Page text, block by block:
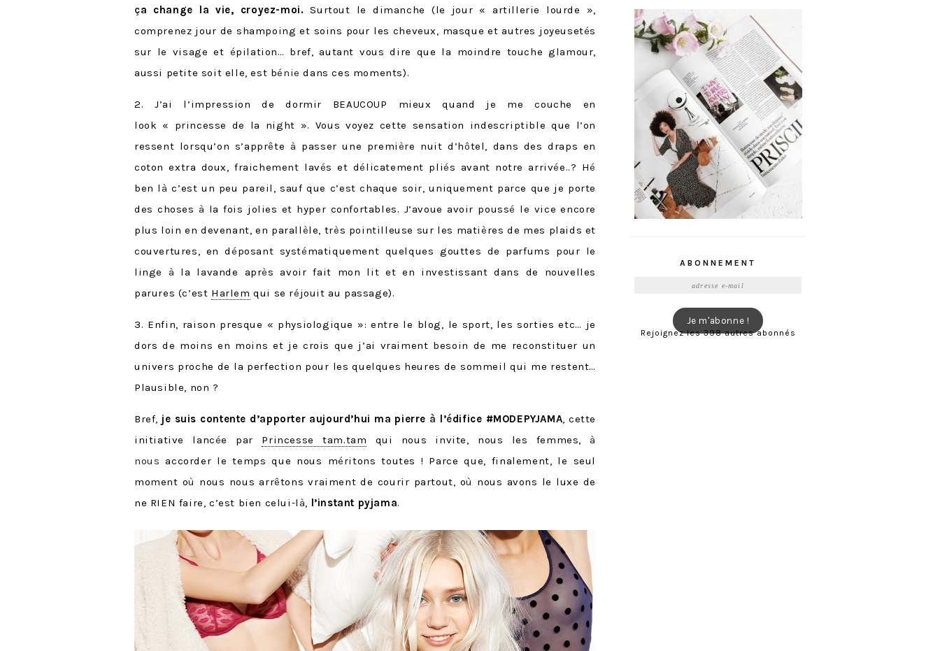
ça change la vie, croyez-moi. Surtout le dimanche (le jour « artillerie lourde »,
comprenez jour de shampoing et soins pour les cheveux, masque et autres joyeusetés
sur le visage et épilation… bref, autant vous dire que la moindre touche glamour,
aussi petite soit elle, est bénie dans ces moments).
2. J’ai l’impression de dormir BEAUCOUP mieux quand je me couche en
look « princesse de la night ». Vous voyez cette sensation indescriptible que l’on
ressent lorsqu’on s’apprête à passer une première nuit d’hôtel, dans des draps en
coton extra doux, fraichement lavés et délicatement pliés avant notre arrivée..? Hé
ben là c’est un peu pareil, sauf que c’est chaque soir, uniquement parce que je porte
des choses à la fois jolies et hyper confortables. J’avoue avoir poussé le vice encore
plus loin en devenant, en parallèle, très pointilleuse sur les matières de mes plaids et
couvertures, en déposant systématiquement quelques gouttes de parfums pour le
linge à la lavande après avoir fait mon lit et en investissant dans de nouvelles
parures (c’est Harlem qui se réjouit au passage).
3. Enfin, raison presque « physiologique »: entre le blog, le sport, les sorties etc… je
dors de moins en moins et je crois que j’ai vraiment besoin de me reconstituer un
univers proche de la perfection pour les quelques heures de sommeil qui me restent…
Plausible, non ?
Bref, je suis contente d’apporter aujourd’hui ma pierre à l’édifice #MODEPYJAMA, cette
initiative lancée par Princesse tam.tam qui nous invite, nous les femmes,à
nousaccorder le temps que nous méritons toutes ! Parce que, finalement, le seul
moment où nous nous arrêtons vraiment de courir partout, où nous avons le luxe de
ne RIEN faire, c’est bien celui-là, l’instant pyjama.
ABONNEMENT
Je m'abonne !
Rejoignez les 398 autres abonnés